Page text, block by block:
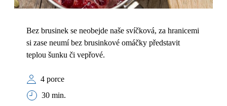
Bez brusinek se neobejde naše svíčková, za hranicemi
si zase neumí bez brusinkové omáčky představit
teplou šunku či vepřové.
4 porce
30 min.